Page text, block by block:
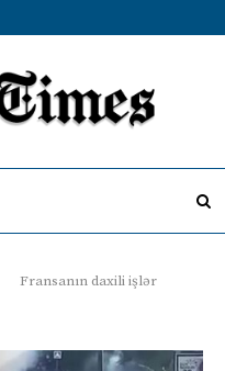
Fransanın daxili işlər